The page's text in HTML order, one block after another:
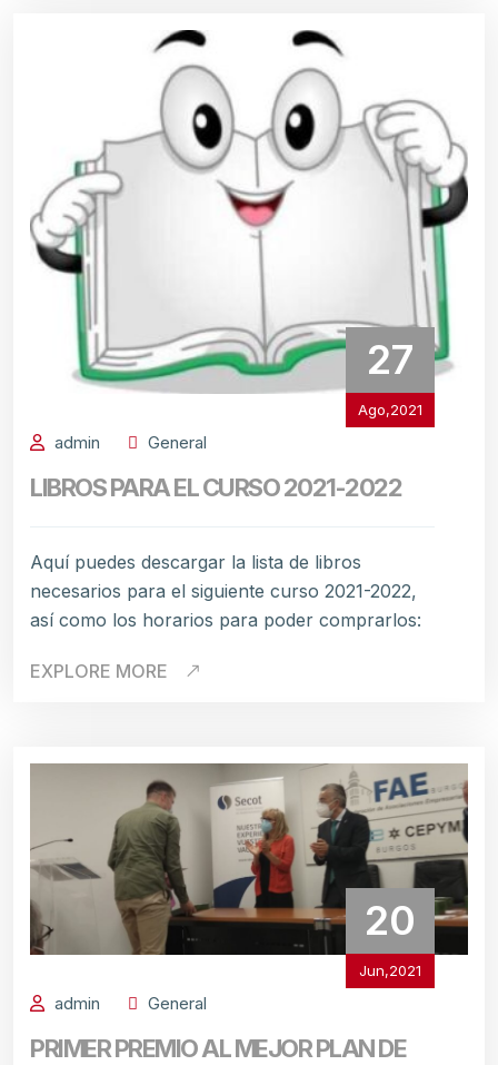
27
Ago,2021
admin General
LIBROS PARA EL CURSO 2021-2022
Aquí puedes descargar la lista de libros
necesarios para el siguiente curso 2021-2022,
así como los horarios para poder comprarlos:
EXPLORE MORE
20
Jun,2021
admin General
PRIMER PREMIO AL MEJOR PLAN DE